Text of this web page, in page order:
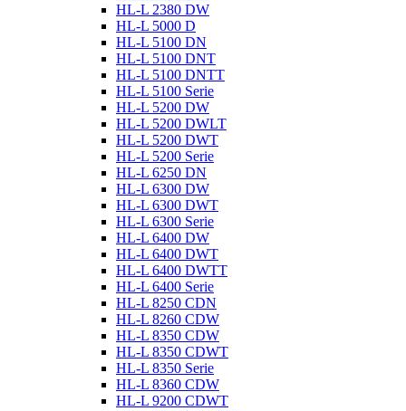
HL-L 2380 DW
HL-L 5000 D
HL-L 5100 DN
HL-L 5100 DNT
HL-L 5100 DNTT
HL-L 5100 Serie
HL-L 5200 DW
HL-L 5200 DWLT
HL-L 5200 DWT
HL-L 5200 Serie
HL-L 6250 DN
HL-L 6300 DW
HL-L 6300 DWT
HL-L 6300 Serie
HL-L 6400 DW
HL-L 6400 DWT
HL-L 6400 DWTT
HL-L 6400 Serie
HL-L 8250 CDN
HL-L 8260 CDW
HL-L 8350 CDW
HL-L 8350 CDWT
HL-L 8350 Serie
HL-L 8360 CDW
HL-L 9200 CDWT